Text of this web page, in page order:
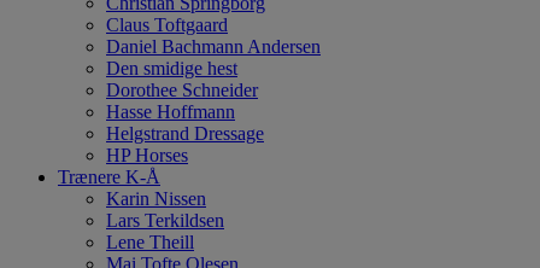
Claus Toftgaard
Daniel Bachmann Andersen
Den smidige hest
Dorothee Schneider
Hasse Hoffmann
Helgstrand Dressage
HP Horses
Trænere K-Å
Karin Nissen
Lars Terkildsen
Lene Theill
Mai Tofte Olesen